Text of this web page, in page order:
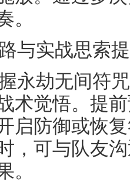
。
与实战思索
永劫无间符
术觉悟。提
启防御或恢
，可与队友
。